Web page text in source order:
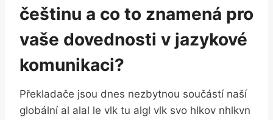
češtinu a co to znamená pro
vaše dovednosti v jazykové
komunikaci?
Překladače jsou dnes nezbytnou součástí naší
globální al alal le vlk tu algl vlk svo hlkov nhlkvn